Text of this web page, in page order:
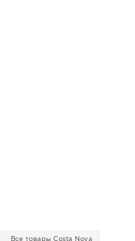
Все товары Costa Nova